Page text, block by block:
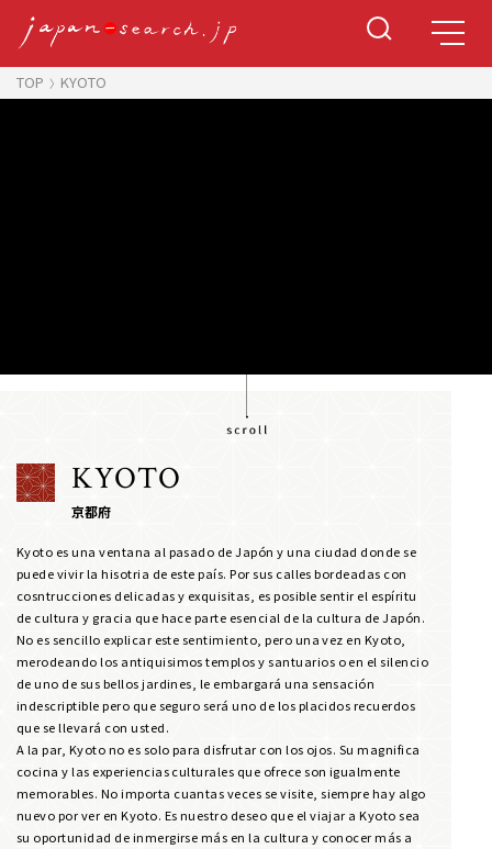
TOP KYOTO
KYOTO
京都府
Kyoto es una ventana al pasado de Japón y una ciudad donde se
puede vivir la hisotria de este país. Por sus calles bordeadas con
cosntrucciones delicadas y exquisitas, es posible sentir el espíritu
de cultura y gracia que hace parte esencial de la cultura de Japón.
No es sencillo explicar este sentimiento, pero una vez en Kyoto,
merodeando los antiquisimos templos y santuarios o en el silencio
de uno de sus bellos jardines, le embargará una sensación
indescriptible pero que seguro será uno de los placidos recuerdos
que se llevará con usted.
A la par, Kyoto no es solo para disfrutar con los ojos. Su magnifica
cocina y las experiencias culturales que ofrece son igualmente
memorables. No importa cuantas veces se visite, siempre hay algo
nuevo por ver en Kyoto. Es nuestro deseo que el viajar a Kyoto sea
su oportunidad de inmergirse más en la cultura y conocer más a